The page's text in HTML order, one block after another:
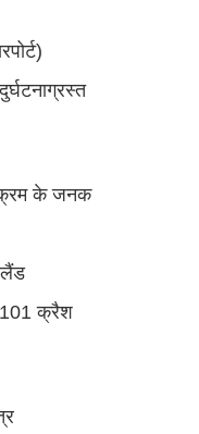
के जनक
101 क्रैश